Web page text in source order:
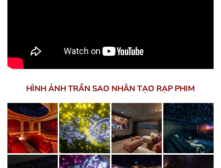
HÌNH ẢNH TRẦN SAO NHÂN TẠO RẠP PHIM